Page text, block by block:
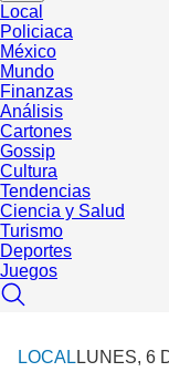
Local
Policiaca
México
Mundo
Finanzas
Análisis
Cartones
Gossip
Cultura
Tendencias
Ciencia y Salud
Turismo
Deportes
Juegos
LOCAL LUNES, 6